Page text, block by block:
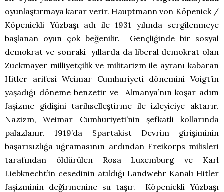
oyunlaştırmaya karar verir. Hauptmann von Köpenick /
Köpenickli Yüzbaşı adı ile 1931 yılında sergilenmeye
başlanan oyun çok beğenilir. Gençliğinde bir sosyal
demokrat ve sonraki yıllarda da liberal demokrat olan
Zuckmayer milliyetçilik ve militarizm ile ayranı kabaran
Hitler arifesi Weimar Cumhuriyeti dönemini Voigt’in
yaşadığı döneme benzetir ve Almanya’nın koşar adım
faşizme gidişini tarihselleştirme ile izleyiciye aktarır.
Nazizm, Weimar Cumhuriyeti’nin şefkatli kollarında
palazlanır. 1919’da Spartakist Devrim girişiminin
başarısızlığa uğramasının ardından Freikorps milisleri
tarafından öldürülen Rosa Luxemburg ve Karl
Liebknecht’in cesedinin atıldığı Landwehr Kanalı Hitler
faşizminin değirmenine su taşır. Köpenickli Yüzbaşı